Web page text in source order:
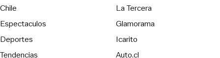
Chile
Espectaculos
Deportes
Tendencias
La TerceraOpens in new
Glamorama
Icarito
Auto.cl